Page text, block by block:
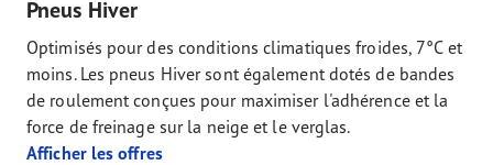
Pneus Hiver
Optimisés pour des conditions climatiques froides, 7°C et
moins. Les pneus Hiver sont également dotés de bandes
de roulement conçues pour maximiser l'adhérence et la
force de freinage sur la neige et le verglas.
Afficher les offres